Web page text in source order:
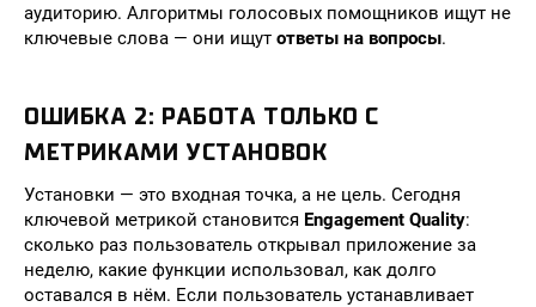
аудиторию. Алгоритмы голосовых помощников ищут не
ключевые слова — они ищут ответы на вопросы.
ОШИБКА 2: РАБОТА ТОЛЬКО С
МЕТРИКАМИ УСТАНОВОК
Установки — это входная точка, а не цель. Сегодня
ключевой метрикой становится Engagement Quality:
сколько раз пользователь открывал приложение за
неделю, какие функции использовал, как долго
оставался в нём. Если пользователь устанавливает